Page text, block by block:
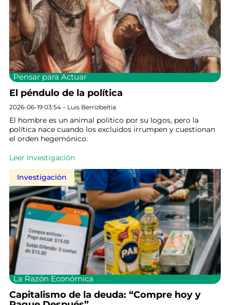
Pensar para Actuar
El péndulo de la política
2026-06-19 03:54 – Luis Berrizbeitia
El hombre es un animal político por su logos, pero la
política nace cuando los excluidos irrumpen y cuestionan
el orden hegemónico.
Leer Investigación
Investigación
La Razón Económica
Capitalismo de la deuda: “Compre hoy y